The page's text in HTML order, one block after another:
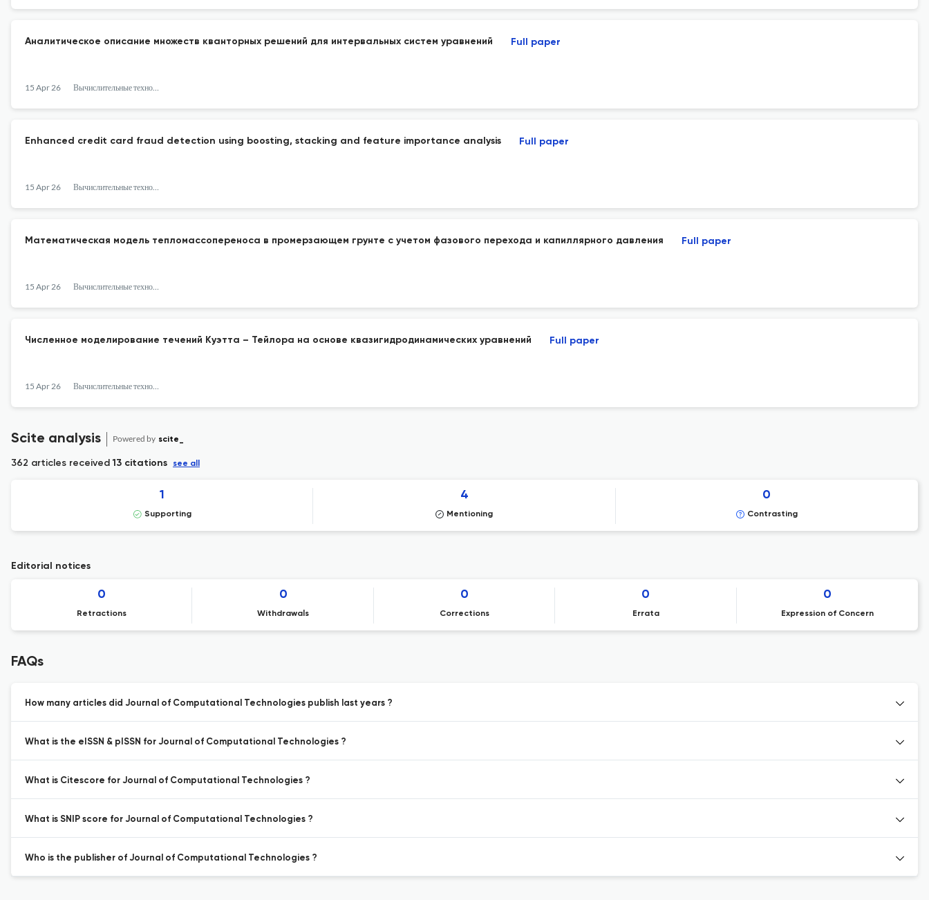
Аналитическое описание множеств кванторных решений для интервальных систем уравнений
15 Apr 26 Вычислительные технологии
Full paper
Enhanced credit card fraud detection using boosting, stacking and feature importance analysis
15 Apr 26 Вычислительные технологии
Full paper
Математическая модель тепломассопереноса в промерзающем грунте с учетом фазового перехода и капиллярного давления
15 Apr 26 Вычислительные технологии
Full paper
Численное моделирование течений Куэтта – Тейлора на основе квазигидродинамических уравнений
15 Apr 26 Вычислительные технологии
Full paper
Scite analysis Powered by scite_
362 articles received13 citations see all
1
Supporting
4
Mentioning
0
Contrasting
Editorial notices
0
Retractions
0
Withdrawals
0
Corrections
0
Errata
0
Expression of Concern
FAQs
How many articles did Journal of Computational Technologies publish last years ?
What is the eISSN & pISSN for Journal of Computational Technologies ?
What is Citescore for Journal of Computational Technologies ?
What is SNIP score for Journal of Computational Technologies ?
Who is the publisher of Journal of Computational Technologies ?